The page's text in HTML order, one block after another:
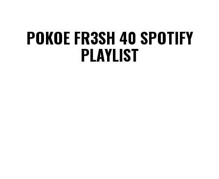
POKOE FR3SH 40 SPOTIFY
PLAYLIST